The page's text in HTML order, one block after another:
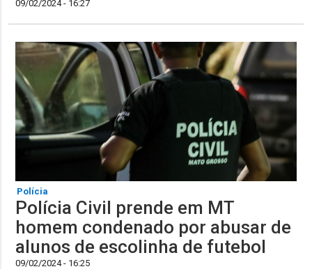
09/02/2024 - 16:27
Polícia
Polícia Civil prende em MT
homem condenado por abusar de
alunos de escolinha de futebol
09/02/2024 - 16:25